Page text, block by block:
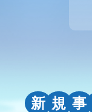
新 規 事